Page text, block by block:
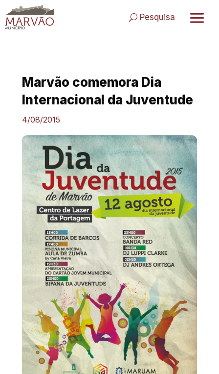
to
content
Pesquisa
Marvão comemora Dia
Internacional da Juventude
4/08/2015